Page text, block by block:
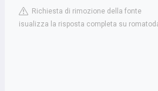
Richiesta di rimozione della fonte
isualizza la risposta completa su